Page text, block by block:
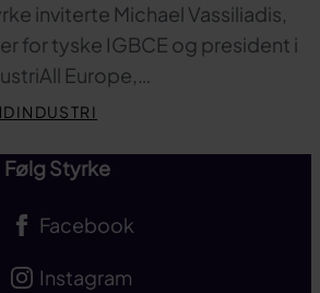
inviterte Michael Vassiliadis,
for tyske IGBCE og president i
Europe,…
Følg Styrke
Facebook
Instagram